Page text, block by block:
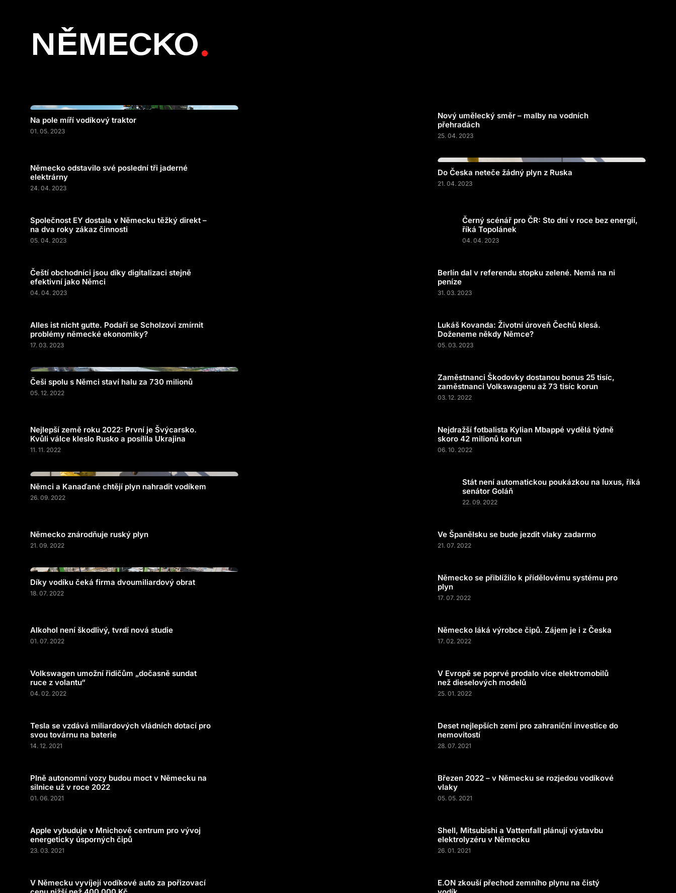
NĚMECKO
Na pole míří vodíkový traktor
01. 05. 2023
Nový umělecký směr – malby na vodních
přehradách
25. 04. 2023
Německo odstavilo své poslední tři jaderné
elektrárny
24. 04. 2023
Do Česka neteče žádný plyn z Ruska
21. 04. 2023
Společnost EY dostala v Německu těžký direkt –
na dva roky zákaz činnosti
05. 04. 2023
Černý scénář pro ČR: Sto dní v roce bez energií,
říká Topolánek
04. 04. 2023
Čeští obchodníci jsou díky digitalizaci stejně
efektivní jako Němci
04. 04. 2023
Berlín dal v referendu stopku zelené. Nemá na ni
peníze
31. 03. 2023
Alles ist nicht gutte. Podaří se Scholzovi zmírnit
problémy německé ekonomiky?
17. 03. 2023
Lukáš Kovanda: Životní úroveň Čechů klesá.
Doženeme někdy Němce?
05. 03. 2023
Češi spolu s Němci staví halu za 730 milionů
05. 12. 2022
Zaměstnanci Škodovky dostanou bonus 25 tisíc,
zaměstnanci Volkswagenu až 73 tisíc korun
03. 12. 2022
Nejlepší země roku 2022: První je Švýcarsko.
Kvůli válce kleslo Rusko a posílila Ukrajina
11. 11. 2022
Nejdražší fotbalista Kylian Mbappé vydělá týdně
skoro 42 milionů korun
06. 10. 2022
Němci a Kanaďané chtějí plyn nahradit vodíkem
26. 09. 2022
Stát není automatickou poukázkou na luxus, říká
senátor Goláň
22. 09. 2022
Německo znárodňuje ruský plyn
21. 09. 2022
Ve Španělsku se bude jezdit vlaky zadarmo
21. 07. 2022
Díky vodíku čeká firma dvoumiliardový obrat
18. 07. 2022
Německo se přiblížilo k přídělovému systému pro
plyn
17. 07. 2022
Alkohol není škodlivý, tvrdí nová studie
01. 07. 2022
Německo láká výrobce čipů. Zájem je i z Česka
17. 02. 2022
Volkswagen umožní řidičům „dočasně sundat
ruce z volantu“
04. 02. 2022
V Evropě se poprvé prodalo více elektromobilů
než dieselových modelů
25. 01. 2022
Tesla se vzdává miliardových vládních dotací pro
svou továrnu na baterie
14. 12. 2021
Deset nejlepších zemí pro zahraniční investice do
nemovitostí
28. 07. 2021
Plně autonomní vozy budou moct v Německu na
silnice už v roce 2022
01. 06. 2021
Březen 2022 – v Německu se rozjedou vodíkové
vlaky
05. 05. 2021
Apple vybuduje v Mnichově centrum pro vývoj
energeticky úsporných čipů
23. 03. 2021
Shell, Mitsubishi a Vattenfall plánují výstavbu
elektrolyzéru v Německu
26. 01. 2021
V Německu vyvíjejí vodíkové auto za pořizovací
E.ON zkouší přechod zemního plynu na čistý